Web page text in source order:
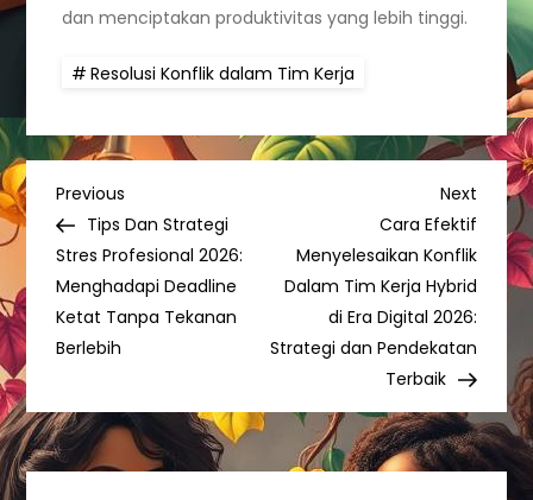
dan menciptakan produktivitas yang lebih tinggi.
Resolusi Konflik dalam Tim Kerja
P
o
s
t
n
a
Previous
Post
Previous
Tips Dan Strategi
Stres Profesional 2026:
Menghadapi Deadline
Ketat Tanpa Tekanan
Berlebih
Next
Post
Next
Cara Efektif
Menyelesaikan Konflik
Dalam Tim Kerja Hybrid
di Era Digital 2026:
Strategi dan Pendekatan
Terbaik